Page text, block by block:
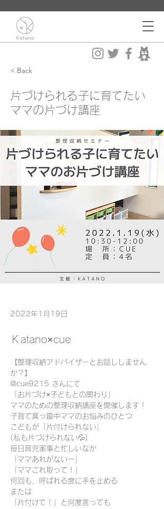
< Back
片づけられる子に育てたい
ママの片づけ講座
2022年1月19日
Ｋatano×cue
【整理収納アドバイザーとお話ししません
か？】
@cue9215 さんにて
「お片づけ×子どもとの関わり」
ママのための整理収納講座を開催します！
子育て真っ最中ママのお悩みのひとつ
こどもが「片付けられない」
(私も片づけられない💦)
毎日育児家事と忙しいなか
「ママあれがないー」
「ママこれ取って！」
何回も、呼ばれる度に手を止める
または
「片付けて！」と何度言っても